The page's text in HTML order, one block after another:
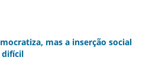
mas a inserção social
difícil